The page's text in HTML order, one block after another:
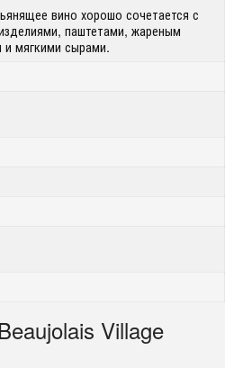
вино хорошо сочетается с
паштетами, жареным
мягкими сырами.
Village